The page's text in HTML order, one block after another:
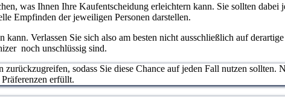
was Ihnen Ihre Kaufentscheidung erleichtern kann. Sie sollten dabei
Empfinden der jeweiligen Personen darstellen.
Verlassen Sie sich also am besten nicht ausschließlich auf
noch unschlüssig sind.
sodass Sie diese Chance auf jeden Fall nutzen sollten.
erfüllt.